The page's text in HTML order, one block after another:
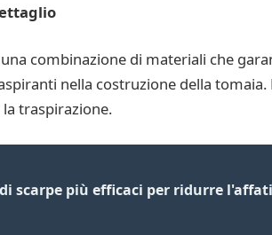
combinazione di materiali che
nella costruzione della tomaia.
traspirazione.
scarpe più efficaci per ridurre